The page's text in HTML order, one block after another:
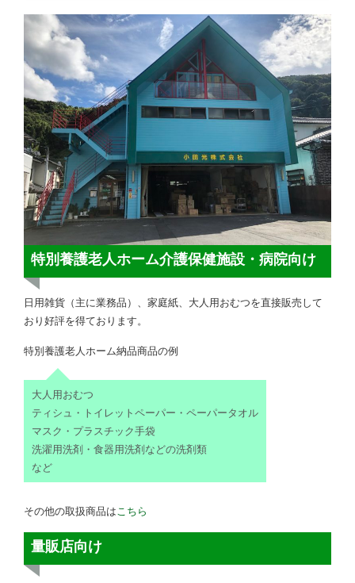
特別養護老人ホーム介護保健施設・病院向け
日用雑貨（主に業務品）、家庭紙、大人用おむつを直接販売して
おり好評を得ております。
特別養護老人ホーム納品商品の例
大人用おむつ
ティシュ・トイレットペーパー・ペーパータオル
マスク・プラスチック手袋
洗濯用洗剤・食器用洗剤などの洗剤類
など
その他の取扱商品はこちら
量販店向け